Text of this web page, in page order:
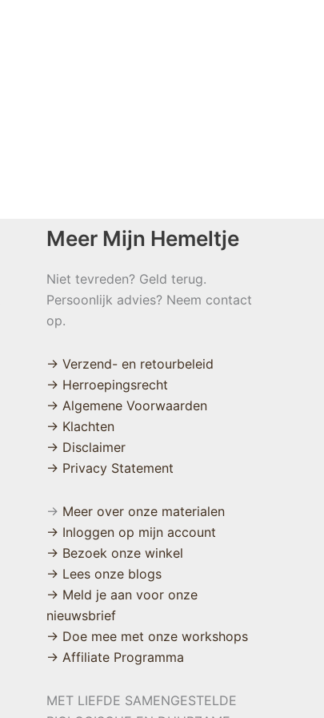
Meer Mijn Hemeltje
Niet tevreden? Geld terug.
Persoonlijk advies? Neem contact
op.
→ Verzend- en retourbeleid
→ Herroepingsrecht
→ Algemene Voorwaarden
→ Klachten
→ Disclaimer
→ Privacy Statement
→ Meer over onze materialen
→ Inloggen op mijn account
→ Bezoek onze winkel
→ Lees onze blogs
→ Meld je aan voor onze
nieuwsbrief
→ Doe mee met onze workshops
→ Affiliate Programma
MET LIEFDE SAMENGESTELDE